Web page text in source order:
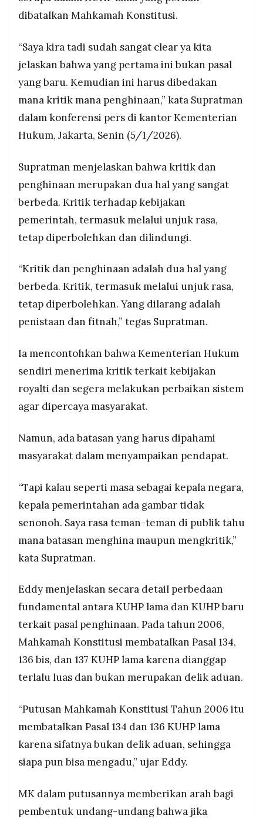
dibatalkan Mahkamah Konstitusi.
“Saya kira tadi sudah sangat clear ya kita
jelaskan bahwa yang pertama ini bukan pasal
yang baru. Kemudian ini harus dibedakan
mana kritik mana penghinaan,” kata Supratman
dalam konferensi pers di kantor Kementerian
Hukum, Jakarta, Senin (5/1/2026).
Supratman menjelaskan bahwa kritik dan
penghinaan merupakan dua hal yang sangat
berbeda. Kritik terhadap kebijakan
pemerintah, termasuk melalui unjuk rasa,
tetap diperbolehkan dan dilindungi.
“Kritik dan penghinaan adalah dua hal yang
berbeda. Kritik, termasuk melalui unjuk rasa,
tetap diperbolehkan. Yang dilarang adalah
penistaan dan fitnah,” tegas Supratman.
Ia mencontohkan bahwa Kementerian Hukum
sendiri menerima kritik terkait kebijakan
royalti dan segera melakukan perbaikan sistem
agar dipercaya masyarakat.
Namun, ada batasan yang harus dipahami
masyarakat dalam menyampaikan pendapat.
“Tapi kalau seperti masa sebagai kepala negara,
kepala pemerintahan ada gambar tidak
senonoh. Saya rasa teman-teman di publik tahu
mana batasan menghina maupun mengkritik,”
kata Supratman.
Eddy menjelaskan secara detail perbedaan
fundamental antara KUHP lama dan KUHP baru
terkait pasal penghinaan. Pada tahun 2006,
Mahkamah Konstitusi membatalkan Pasal 134,
136 bis, dan 137 KUHP lama karena dianggap
terlalu luas dan bukan merupakan delik aduan.
“Putusan Mahkamah Konstitusi Tahun 2006 itu
membatalkan Pasal 134 dan 136 KUHP lama
karena sifatnya bukan delik aduan, sehingga
siapa pun bisa mengadu,” ujar Eddy.
MK dalam putusannya memberikan arah bagi
pembentuk undang-undang bahwa jika